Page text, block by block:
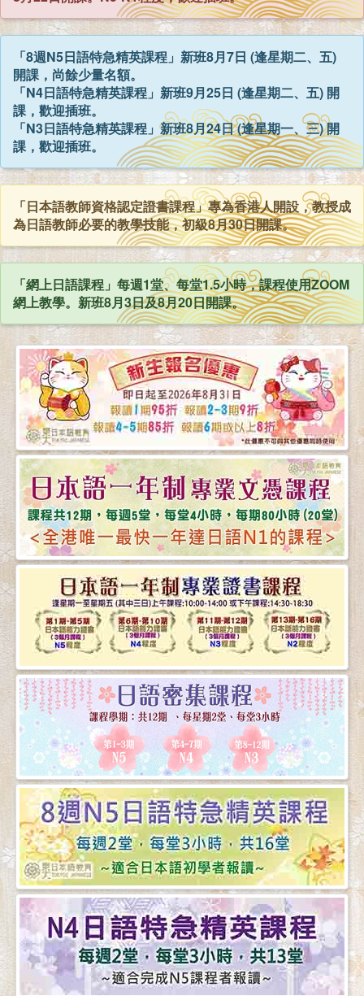
「8週N5日語特急精英課程」新班8月7日 (逢星期二、五)
開課，尚餘少量名額。
「N4日語特急精英課程」新班9月25日 (逢星期二、五) 開
課，歡迎插班。
「N3日語特急精英課程」新班8月24日 (逢星期一、三) 開
課，歡迎插班。
「日本語教師資格認定證書課程」專為香港人開設，教授成
為日語教師必要的教學技能，初級8月30日開課。
「網上日語課程」每週1堂、每堂1.5小時，課程使用ZOOM
網上教學。新班8月3日及8月20日開課。